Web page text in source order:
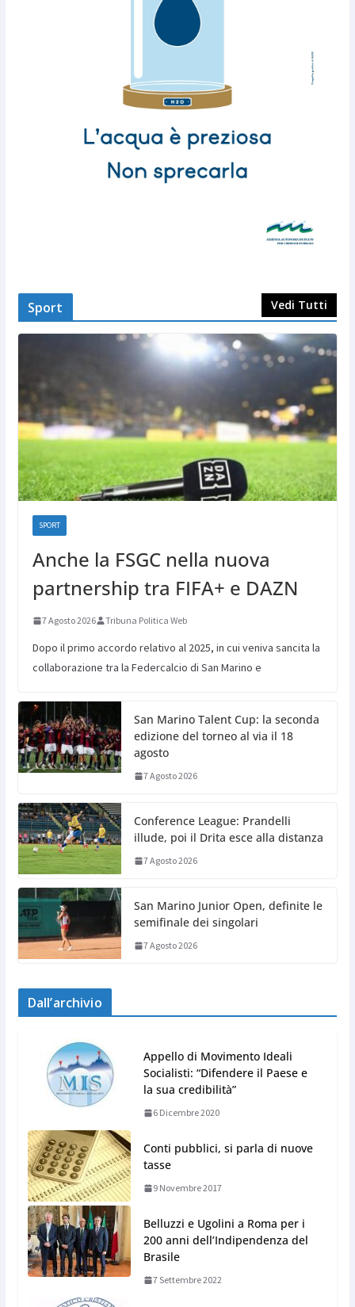
Sport Vedi Tutti
SPORT
Anche la FSGC nella nuova
partnership tra FIFA+ e DAZN
7 Agosto 2026 Tribuna Politica Web
Dopo il primo accordo relativo al 2025, in cui veniva sancita la
collaborazione tra la Federcalcio di San Marino e
San Marino Talent Cup: la seconda
edizione del torneo al via il 18
agosto
7 Agosto 2026
Conference League: Prandelli
illude, poi il Drita esce alla distanza
7 Agosto 2026
San Marino Junior Open, definite le
semifinale dei singolari
7 Agosto 2026
Dall’archivio
Appello di Movimento Ideali
Socialisti: “Difendere il Paese e
la sua credibilità”
6 Dicembre 2020
Conti pubblici, si parla di nuove
tasse
9 Novembre 2017
Belluzzi e Ugolini a Roma per i
200 anni dell’Indipendenza del
Brasile
7 Settembre 2022